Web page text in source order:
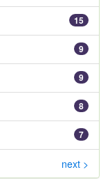
15
9
9
8
7
next >